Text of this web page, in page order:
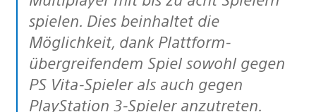
spielen. Dies beinhaltet die
Möglichkeit, dank Plattform-
übergreifendem Spiel sowohl gegen
PS Vita-Spieler als auch gegen
PlayStation 3-Spieler anzutreten.